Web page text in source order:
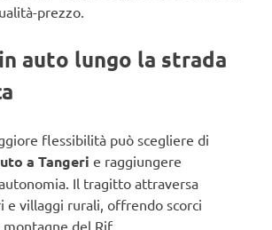
prezzo.
auto lungo la strada
flessibilità può scegliere di
a Tangeri e raggiungere
Il tragitto attraversa
e villaggi rurali, offrendo scorci
del Rif.